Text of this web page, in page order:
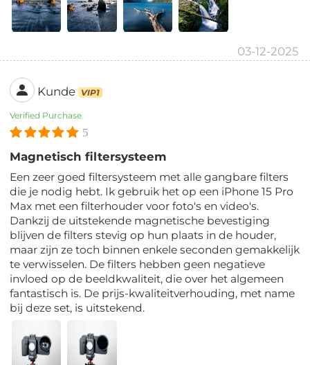
03-12-2025
Kunde VIP1
Verified Purchase
5
Magnetisch filtersysteem
Een zeer goed filtersysteem met alle gangbare filters
die je nodig hebt. Ik gebruik het op een iPhone 15 Pro
Max met een filterhouder voor foto's en video's.
Dankzij de uitstekende magnetische bevestiging
blijven de filters stevig op hun plaats in de houder,
maar zijn ze toch binnen enkele seconden gemakkelijk
te verwisselen. De filters hebben geen negatieve
invloed op de beeldkwaliteit, die over het algemeen
fantastisch is. De prijs-kwaliteitverhouding, met name
bij deze set, is uitstekend.